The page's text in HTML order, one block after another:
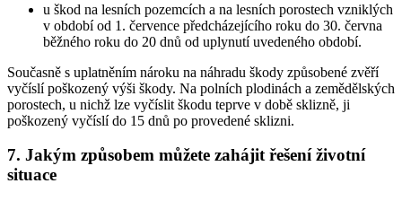
u škod na lesních pozemcích a na lesních porostech vzniklých
v období od 1. července předcházejícího roku do 30. června
běžného roku do 20 dnů od uplynutí uvedeného období.
Současně s uplatněním nároku na náhradu škody způsobené zvěří
vyčíslí poškozený výši škody. Na polních plodinách a zemědělských
porostech, u nichž lze vyčíslit škodu teprve v době sklizně, ji
poškozený vyčíslí do 15 dnů po provedené sklizni.
7. Jakým způsobem můžete zahájit řešení životní
situace